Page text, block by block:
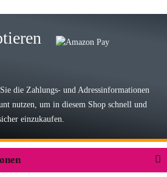
Lieferung, man kann bedenkenlos
Der Koffer macht einen sehr soliden
die Zahlungs- und Adressinformationen
nutzen, um in diesem Shop schnell und
einzukaufen.